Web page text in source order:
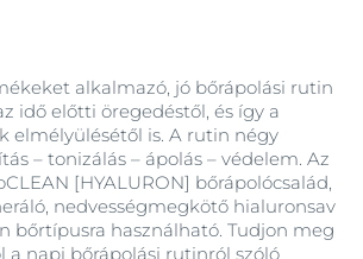
alkalmazó, jó bőrápolási rutin
idő előtti öregedéstől, és így a
elmélyülésétől is. A rutin négy
– tonizálás – ápolás – védelem. Az
[HYALURON] bőrápolócsalád,
nedvességmegkötő hialuronsav
bőrtípusra használható. Tudjon meg
napi bőrápolási rutinról szóló